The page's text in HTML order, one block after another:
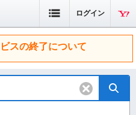
ログイン
スの終了について